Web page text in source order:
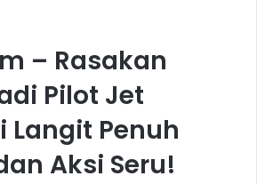
– Rasakan
Pilot Jet
Langit Penuh
Aksi Seru!